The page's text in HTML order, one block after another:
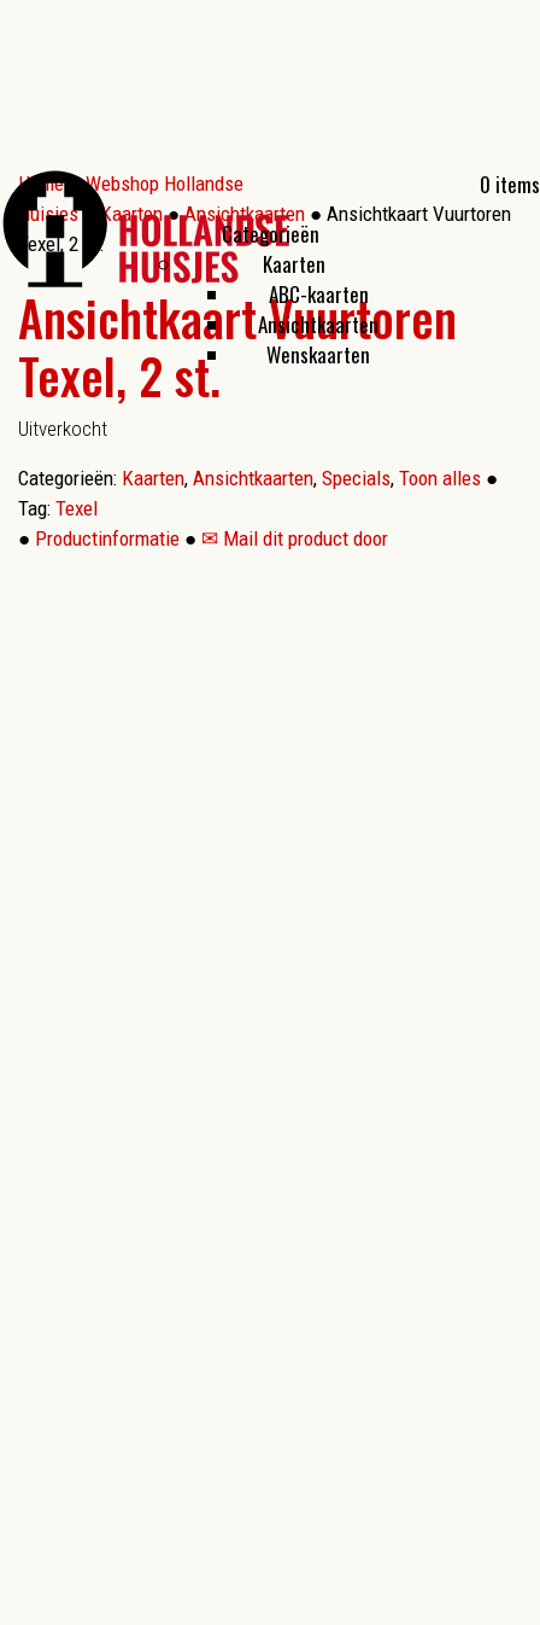
0 items
Categorieën
Kaarten
ABC-kaarten
Ansichtkaarten
Wenskaarten
Home●Webshop Hollandse
Huisjes● Kaarten●Ansichtkaarten ● Ansichtkaart Vuurtoren
Texel, 2 st.
Ansichtkaart Vuurtoren
Texel, 2 st.
Uitverkocht
Categorieën: Kaarten, Ansichtkaarten, Specials, Toon alles ●
Tag: Texel
● Productinformatie ● ✉ Mail dit product door